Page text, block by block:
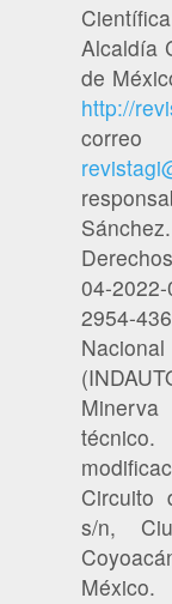
Alcaldía
de
http://
04-
2954-
Circuito
s/n,
México.